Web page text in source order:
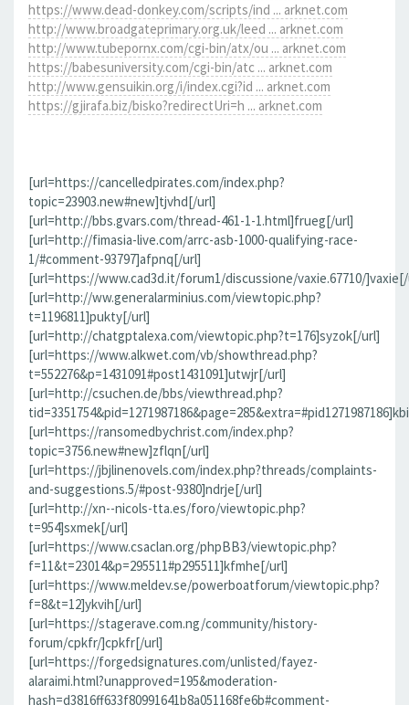
https://www.dead-donkey.com/scripts/ind ... arknet.com
http://www.broadgateprimary.org.uk/leed ... arknet.com
http://www.tubepornx.com/cgi-bin/atx/ou ... arknet.com
https://babesuniversity.com/cgi-bin/atc ... arknet.com
http://www.gensuikin.org/i/index.cgi?id ... arknet.com
https://gjirafa.biz/bisko?redirectUri=h ... arknet.com
[url=https://cancelledpirates.com/index.php?
topic=23903.new#new]tjvhd[/url]
[url=http://bbs.gvars.com/thread-461-1-1.html]frueg[/url]
[url=http://fimasia-live.com/arrc-asb-1000-qualifying-race-
1/#comment-93797]afpnq[/url]
[url=https://www.cad3d.it/forum1/discussione/vaxie.67710/
[url=http://ww.generalarminius.com/viewtopic.php?
t=1196811]pukty[/url]
[url=http://chatgptalexa.com/viewtopic.php?t=176]syzok[/url]
[url=https://www.alkwet.com/vb/showthread.php?
t=552276&p=1431091#post1431091]utwjr[/url]
[url=http://csuchen.de/bbs/viewthread.php?
[url=https://ransomedbychrist.com/index.php?
topic=3756.new#new]zflqn[/url]
[url=https://jbjlinenovels.com/index.php?threads/complaints-
and-suggestions.5/#post-9380]ndrje[/url]
[url=http://xn--nicols-tta.es/foro/viewtopic.php?
t=954]sxmek[/url]
[url=https://www.csaclan.org/phpBB3/viewtopic.php?
f=11&t=23014&p=295511#p295511]kfmhe[/url]
[url=https://www.meldev.se/powerboatforum/viewtopic.php?
f=8&t=12]ykvih[/url]
[url=https://stagerave.com.ng/community/history-
forum/cpkfr/]cpkfr[/url]
[url=https://forgedsignatures.com/unlisted/fayez-
alaraimi.html?unapproved=195&moderation-
hash=d3816ff633f80991641b8a051168fe6b#comment-